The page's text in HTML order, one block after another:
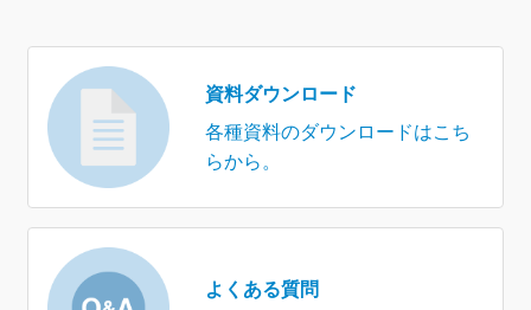
資料ダウンロード
各種資料のダウンロードはこち
らから。
よくある質問